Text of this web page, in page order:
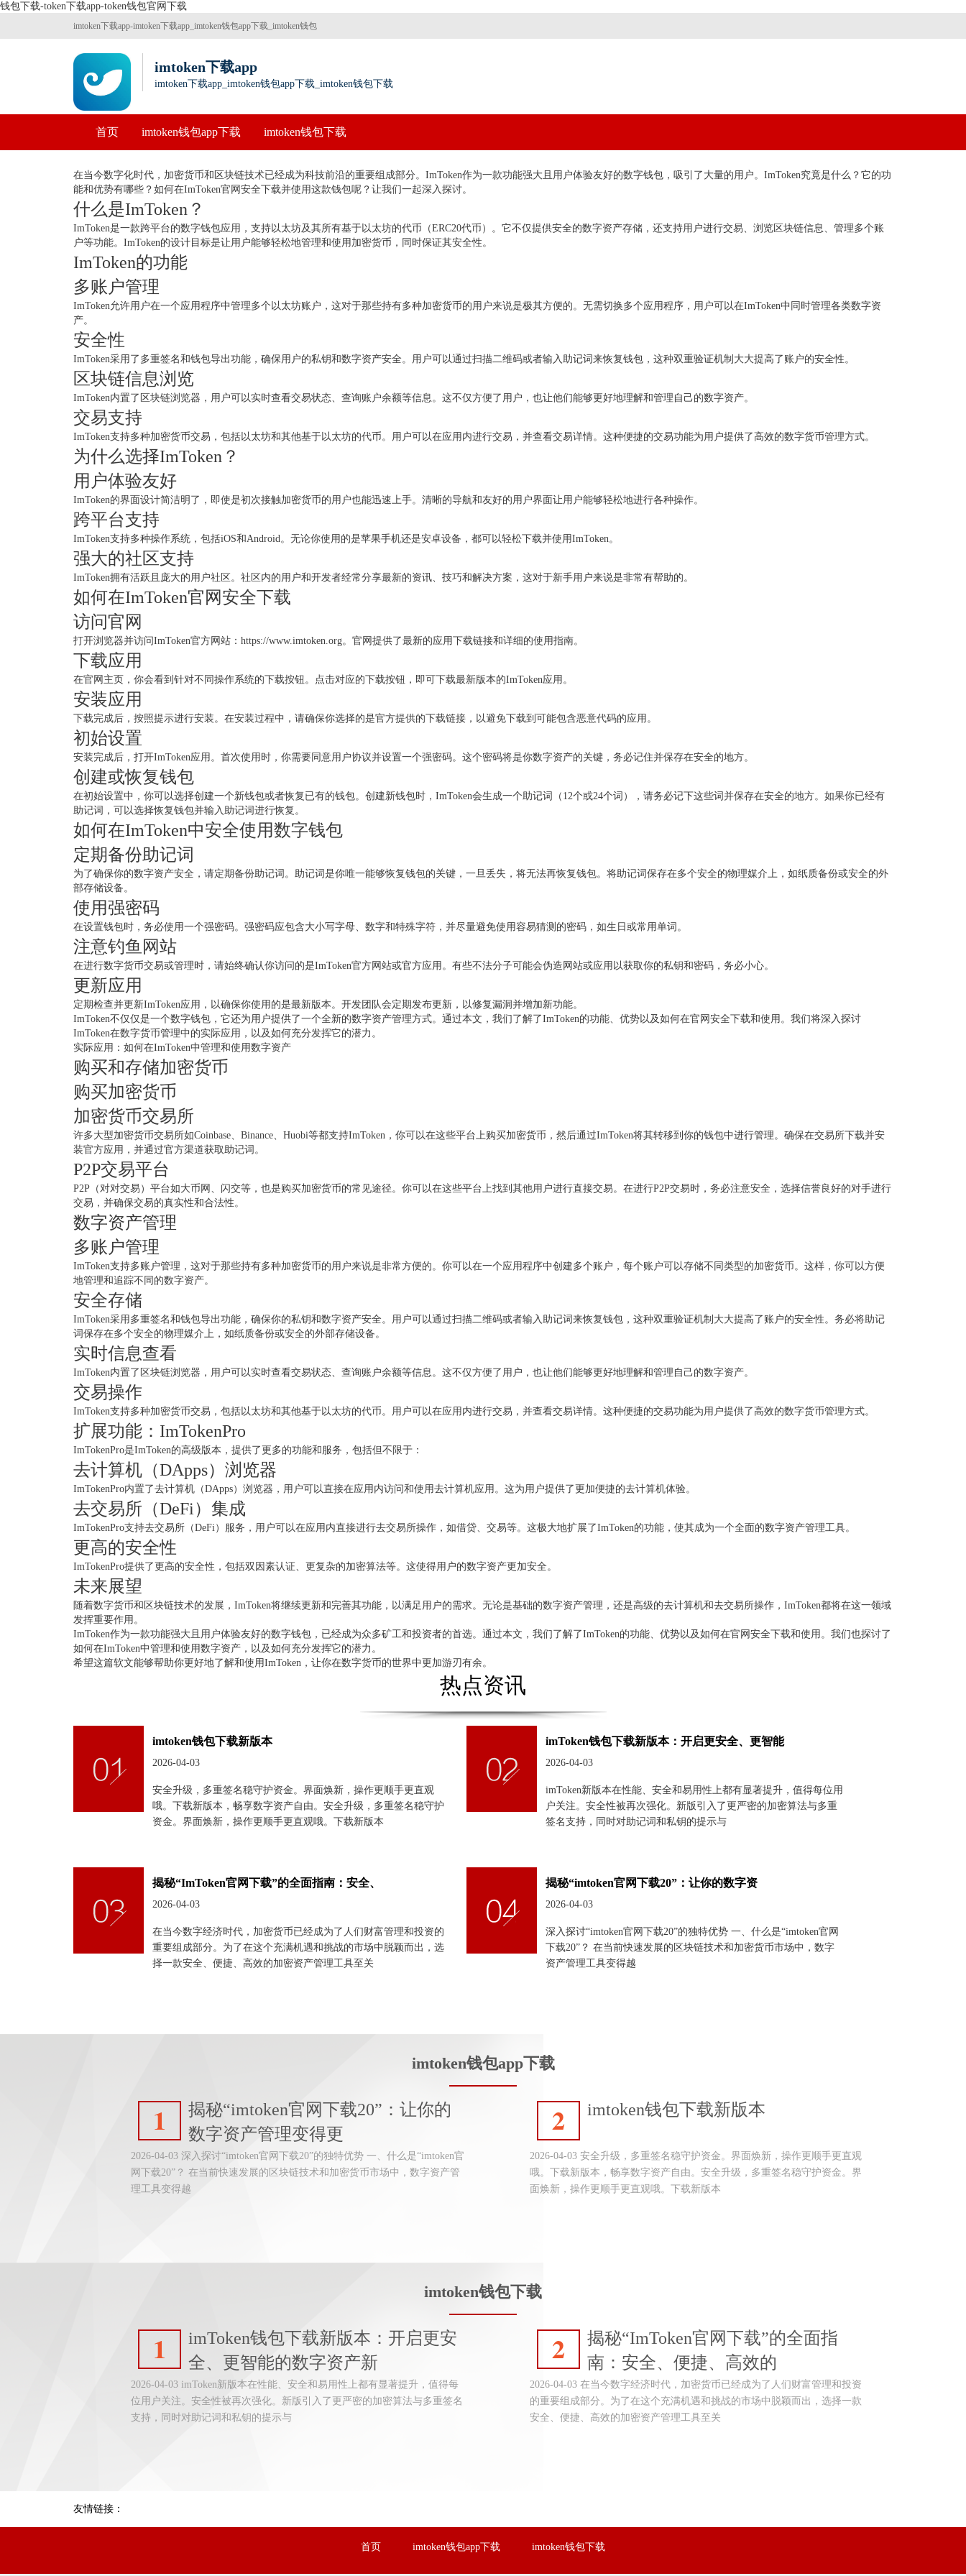
钱包下载-token下载app-token钱包官网下载
imtoken下载app-imtoken下载app_imtoken钱包app下载_imtoken钱包
下载
imtoken下载app
imtoken下载app_imtoken钱包app下载_imtoken钱包下载
首页 imtoken钱包app下载 imtoken钱包下载
在当今数字化时代，加密货币和区块链技术已经成为科技前沿的重要组成部分。ImToken作为一款功能强大且用户体验友好的数字钱包，吸引了大量的用户。ImToken究竟是什么？它的功
能和优势有哪些？如何在ImToken官网安全下载并使用这款钱包呢？让我们一起深入探讨。
什么是ImToken？
ImToken是一款跨平台的数字钱包应用，支持以太坊及其所有基于以太坊的代币（ERC20代币）。它不仅提供安全的数字资产存储，还支持用户进行交易、浏览区块链信息、管理多个账
户等功能。ImToken的设计目标是让用户能够轻松地管理和使用加密货币，同时保证其安全性。
ImToken的功能
多账户管理
ImToken允许用户在一个应用程序中管理多个以太坊账户，这对于那些持有多种加密货币的用户来说是极其方便的。无需切换多个应用程序，用户可以在ImToken中同时管理各类数字资
产。
安全性
ImToken采用了多重签名和钱包导出功能，确保用户的私钥和数字资产安全。用户可以通过扫描二维码或者输入助记词来恢复钱包，这种双重验证机制大大提高了账户的安全性。
区块链信息浏览
ImToken内置了区块链浏览器，用户可以实时查看交易状态、查询账户余额等信息。这不仅方便了用户，也让他们能够更好地理解和管理自己的数字资产。
交易支持
ImToken支持多种加密货币交易，包括以太坊和其他基于以太坊的代币。用户可以在应用内进行交易，并查看交易详情。这种便捷的交易功能为用户提供了高效的数字货币管理方式。
为什么选择ImToken？
用户体验友好
ImToken的界面设计简洁明了，即使是初次接触加密货币的用户也能迅速上手。清晰的导航和友好的用户界面让用户能够轻松地进行各种操作。
跨平台支持
ImToken支持多种操作系统，包括iOS和Android。无论你使用的是苹果手机还是安卓设备，都可以轻松下载并使用ImToken。
强大的社区支持
ImToken拥有活跃且庞大的用户社区。社区内的用户和开发者经常分享最新的资讯、技巧和解决方案，这对于新手用户来说是非常有帮助的。
如何在ImToken官网安全下载
访问官网
打开浏览器并访问ImToken官方网站：https://www.imtoken.org。官网提供了最新的应用下载链接和详细的使用指南。
下载应用
在官网主页，你会看到针对不同操作系统的下载按钮。点击对应的下载按钮，即可下载最新版本的ImToken应用。
安装应用
下载完成后，按照提示进行安装。在安装过程中，请确保你选择的是官方提供的下载链接，以避免下载到可能包含恶意代码的应用。
初始设置
安装完成后，打开ImToken应用。首次使用时，你需要同意用户协议并设置一个强密码。这个密码将是你数字资产的关键，务必记住并保存在安全的地方。
创建或恢复钱包
在初始设置中，你可以选择创建一个新钱包或者恢复已有的钱包。创建新钱包时，ImToken会生成一个助记词（12个或24个词），请务必记下这些词并保存在安全的地方。如果你已经有
助记词，可以选择恢复钱包并输入助记词进行恢复。
如何在ImToken中安全使用数字钱包
定期备份助记词
为了确保你的数字资产安全，请定期备份助记词。助记词是你唯一能够恢复钱包的关键，一旦丢失，将无法再恢复钱包。将助记词保存在多个安全的物理媒介上，如纸质备份或安全的外
部存储设备。
使用强密码
在设置钱包时，务必使用一个强密码。强密码应包含大小写字母、数字和特殊字符，并尽量避免使用容易猜测的密码，如生日或常用单词。
注意钓鱼网站
在进行数字货币交易或管理时，请始终确认你访问的是ImToken官方网站或官方应用。有些不法分子可能会伪造网站或应用以获取你的私钥和密码，务必小心。
更新应用
定期检查并更新ImToken应用，以确保你使用的是最新版本。开发团队会定期发布更新，以修复漏洞并增加新功能。
ImToken不仅仅是一个数字钱包，它还为用户提供了一个全新的数字资产管理方式。通过本文，我们了解了ImToken的功能、优势以及如何在官网安全下载和使用。我们将深入探讨
ImToken在数字货币管理中的实际应用，以及如何充分发挥它的潜力。
实际应用：如何在ImToken中管理和使用数字资产
购买和存储加密货币
购买加密货币
加密货币交易所
许多大型加密货币交易所如Coinbase、Binance、Huobi等都支持ImToken，你可以在这些平台上购买加密货币，然后通过ImToken将其转移到你的钱包中进行管理。确保在交易所下载并安
装官方应用，并通过官方渠道获取助记词。
P2P交易平台
P2P（对对交易）平台如大币网、闪交等，也是购买加密货币的常见途径。你可以在这些平台上找到其他用户进行直接交易。在进行P2P交易时，务必注意安全，选择信誉良好的对手进行
交易，并确保交易的真实性和合法性。
数字资产管理
多账户管理
ImToken支持多账户管理，这对于那些持有多种加密货币的用户来说是非常方便的。你可以在一个应用程序中创建多个账户，每个账户可以存储不同类型的加密货币。这样，你可以方便
地管理和追踪不同的数字资产。
安全存储
ImToken采用多重签名和钱包导出功能，确保你的私钥和数字资产安全。用户可以通过扫描二维码或者输入助记词来恢复钱包，这种双重验证机制大大提高了账户的安全性。务必将助记
词保存在多个安全的物理媒介上，如纸质备份或安全的外部存储设备。
实时信息查看
ImToken内置了区块链浏览器，用户可以实时查看交易状态、查询账户余额等信息。这不仅方便了用户，也让他们能够更好地理解和管理自己的数字资产。
交易操作
ImToken支持多种加密货币交易，包括以太坊和其他基于以太坊的代币。用户可以在应用内进行交易，并查看交易详情。这种便捷的交易功能为用户提供了高效的数字货币管理方式。
扩展功能：ImTokenPro
ImTokenPro是ImToken的高级版本，提供了更多的功能和服务，包括但不限于：
去计算机（DApps）浏览器
ImTokenPro内置了去计算机（DApps）浏览器，用户可以直接在应用内访问和使用去计算机应用。这为用户提供了更加便捷的去计算机体验。
去交易所（DeFi）集成
ImTokenPro支持去交易所（DeFi）服务，用户可以在应用内直接进行去交易所操作，如借贷、交易等。这极大地扩展了ImToken的功能，使其成为一个全面的数字资产管理工具。
更高的安全性
ImTokenPro提供了更高的安全性，包括双因素认证、更复杂的加密算法等。这使得用户的数字资产更加安全。
未来展望
随着数字货币和区块链技术的发展，ImToken将继续更新和完善其功能，以满足用户的需求。无论是基础的数字资产管理，还是高级的去计算机和去交易所操作，ImToken都将在这一领域
发挥重要作用。
ImToken作为一款功能强大且用户体验友好的数字钱包，已经成为众多矿工和投资者的首选。通过本文，我们了解了ImToken的功能、优势以及如何在官网安全下载和使用。我们也探讨了
如何在ImToken中管理和使用数字资产，以及如何充分发挥它的潜力。
希望这篇软文能够帮助你更好地了解和使用ImToken，让你在数字货币的世界中更加游刃有余。
热点资讯
imtoken钱包下载新版本
2026-04-03
安全升级，多重签名稳守护资金。界面焕新，操作更顺手更直观
哦。下载新版本，畅享数字资产自由。安全升级，多重签名稳守护
资金。界面焕新，操作更顺手更直观哦。下载新版本
imToken钱包下载新版本：开启更安全、更智能
2026-04-03
imToken新版本在性能、安全和易用性上都有显著提升，值得每位用
户关注。安全性被再次强化。新版引入了更严密的加密算法与多重
签名支持，同时对助记词和私钥的提示与
揭秘“ImToken官网下载”的全面指南：安全、
2026-04-03
在当今数字经济时代，加密货币已经成为了人们财富管理和投资的
重要组成部分。为了在这个充满机遇和挑战的市场中脱颖而出，选
择一款安全、便捷、高效的加密资产管理工具至关
揭秘“imtoken官网下载20”：让你的数字资
2026-04-03
深入探讨“imtoken官网下载20”的独特优势 一、什么是“imtoken官网
下载20”？ 在当前快速发展的区块链技术和加密货币市场中，数字
资产管理工具变得越
imtoken钱包app下载
1
揭秘“imtoken官网下载20”：让你的
数字资产管理变得更
2026-04-03 深入探讨“imtoken官网下载20”的独特优势 一、什么是“imtoken官
网下载20”？ 在当前快速发展的区块链技术和加密货币市场中，数字资产管
理工具变得越
2 imtoken钱包下载新版本
2026-04-03 安全升级，多重签名稳守护资金。界面焕新，操作更顺手更直观
哦。下载新版本，畅享数字资产自由。安全升级，多重签名稳守护资金。界
面焕新，操作更顺手更直观哦。下载新版本
imtoken钱包下载
1
imToken钱包下载新版本：开启更安
全、更智能的数字资产新
2026-04-03 imToken新版本在性能、安全和易用性上都有显著提升，值得每
位用户关注。安全性被再次强化。新版引入了更严密的加密算法与多重签名
支持，同时对助记词和私钥的提示与
2
揭秘“ImToken官网下载”的全面指
南：安全、便捷、高效的
2026-04-03 在当今数字经济时代，加密货币已经成为了人们财富管理和投资
的重要组成部分。为了在这个充满机遇和挑战的市场中脱颖而出，选择一款
安全、便捷、高效的加密资产管理工具至关
友情链接：
首页 imtoken钱包app下载 imtoken钱包下载